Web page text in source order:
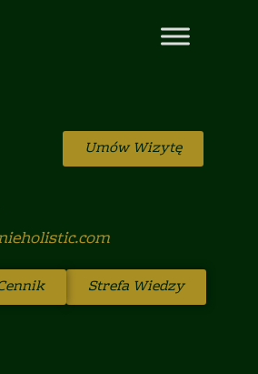
Umów Wizytę
Strefa Wiedzy